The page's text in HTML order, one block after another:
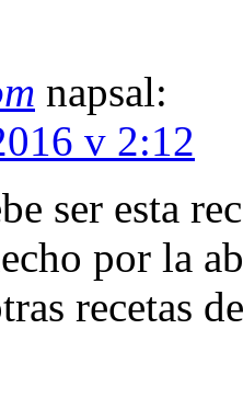
napsal:
v 2:12
ser esta
por la
recetas